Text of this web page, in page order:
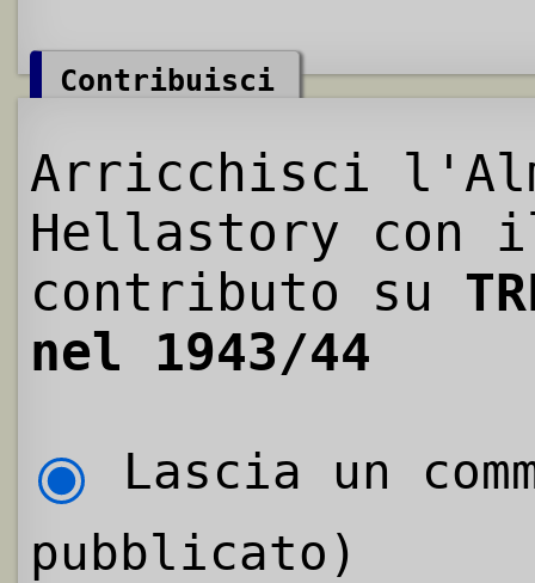
Contribuisci
Arricchisci
Hellastory con
contributo su
nel 1943/44
Lascia un
pubblicato)